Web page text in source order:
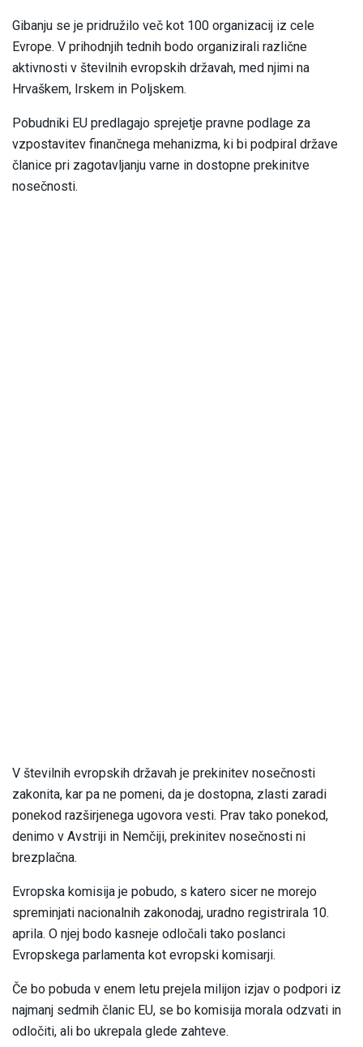
Gibanju se je pridružilo več kot 100 organizacij iz cele
Evrope. V prihodnjih tednih bodo organizirali različne
aktivnosti v številnih evropskih državah, med njimi na
Hrvaškem, Irskem in Poljskem.
Pobudniki EU predlagajo sprejetje pravne podlage za
vzpostavitev finančnega mehanizma, ki bi podpiral države
članice pri zagotavljanju varne in dostopne prekinitve
nosečnosti.
V številnih evropskih državah je prekinitev nosečnosti
zakonita, kar pa ne pomeni, da je dostopna, zlasti zaradi
ponekod razširjenega ugovora vesti. Prav tako ponekod,
denimo v Avstriji in Nemčiji, prekinitev nosečnosti ni
brezplačna.
Evropska komisija je pobudo, s katero sicer ne morejo
spreminjati nacionalnih zakonodaj, uradno registrirala 10.
aprila. O njej bodo kasneje odločali tako poslanci
Evropskega parlamenta kot evropski komisarji.
Če bo pobuda v enem letu prejela milijon izjav o podpori iz
najmanj sedmih članic EU, se bo komisija morala odzvati in
odločiti, ali bo ukrepala glede zahteve.